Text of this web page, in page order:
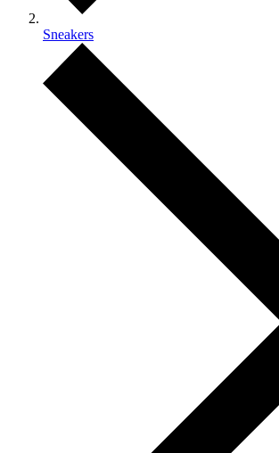
Sneakers